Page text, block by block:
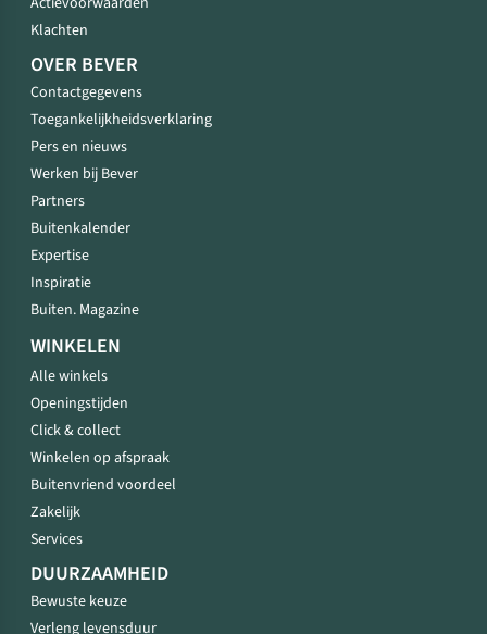
Klachten
OVER BEVER
Contactgegevens
Toegankelijkheidsverklaring
Pers en nieuws
Werken bij Bever
Partners
Buitenkalender
Expertise
Inspiratie
Buiten. Magazine
WINKELEN
Alle winkels
Openingstijden
Click & collect
Winkelen op afspraak
Buitenvriend voordeel
Zakelijk
Services
DUURZAAMHEID
Bewuste keuze
Verleng levensduur